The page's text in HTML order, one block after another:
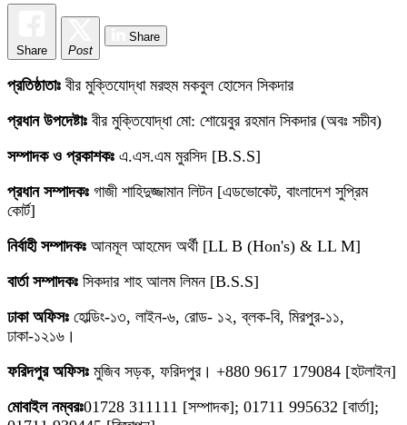
Share Post
Share
প্রতিষ্ঠাতাঃ বীর মুক্তিযোদ্ধা মরহুম মকবুল হোসেন সিকদার
প্রধান উপদেষ্টাঃ বীর মুক্তিযোদ্ধা মো: শোয়েবুর রহমান সিকদার (অবঃ সচীব)
সম্পাদক ও প্রকাশকঃ এ.এস.এম মুরসিদ [B.S.S]
প্রধান সম্পাদকঃ গাজী শাহিদুজ্জামান লিটন [এডভোকেট, বাংলাদেশ সুপ্রিম
কোর্ট]
নির্বাহী সম্পাদকঃ আনমূল আহমেদ অর্থী [LL B (Hon's) & LL M]
বার্তা সম্পাদকঃ সিকদার শাহ আলম লিমন [B.S.S]
ঢাকা অফিসঃ হোল্ডিং-১৩, লাইন-৬, রোড- ১২, ব্লক-বি, মিরপুর-১১,
ঢাকা-১২১৬।
ফরিদপুর অফিসঃ মুজিব সড়ক, ফরিদপুর। +880 9617 179084 [হটলাইন]
মোবাইল নম্বরঃ01728 311111 [সম্পাদক]; 01711 995632 [বার্তা];